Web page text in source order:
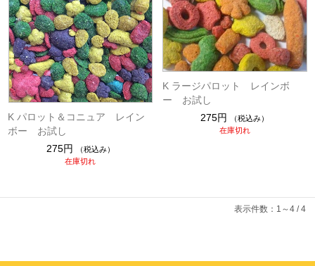
K パロット＆コニュア レイン
ボー お試し
275円
（税込み）
在庫切れ
K ラージパロット レインボ
ー お試し
275円
（税込み）
在庫切れ
表示件数：1～4 / 4